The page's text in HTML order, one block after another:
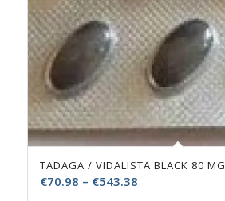
TADAGA / VIDALISTA BLACK 80 MG
€70.98 – €543.38